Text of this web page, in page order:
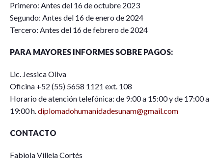
Primero: Antes del 16 de octubre 2023
Segundo: Antes del 16 de enero de 2024
Tercero: Antes del 16 de febrero de 2024
PARA MAYORES INFORMES SOBRE PAGOS:
Lic. Jessica Oliva
Oficina +52 (55) 5658 1121 ext. 108
Horario de atención telefónica: de 9:00 a 15:00 y de 17:00 a
19:00 h.diplomadohumanidadesunam@gmail.com
CONTACTO
Fabiola Villela Cortés